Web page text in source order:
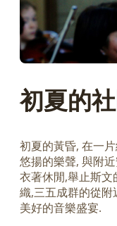
初夏的
初夏的黃昏, 在一
悠揚的樂聲, 與附
衣著休閒,舉止斯文
織,三五成群的從
美好的音樂盛宴.